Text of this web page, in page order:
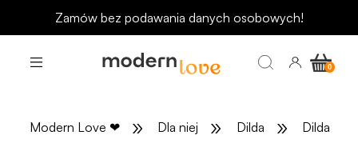
Zamów bez podawania danych osobowych!
Modern Love ❤ » Dla niej » Dilda » Dilda